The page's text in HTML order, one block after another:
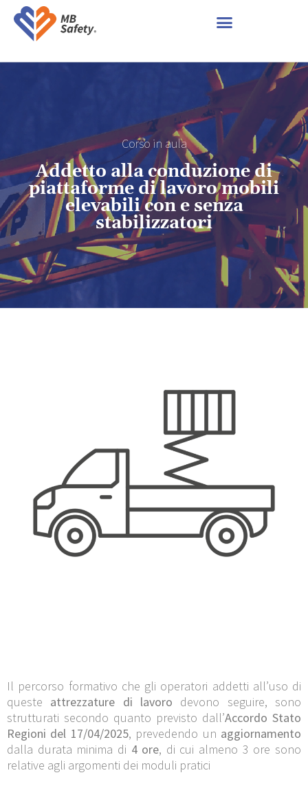
Corso in aula
Addetto alla conduzione di
piattaforme di lavoro mobili
elevabili con e senza
stabilizzatori
Il percorso formativo che gli operatori addetti all’uso di
queste attrezzature di lavoro devono seguire, sono
strutturati secondo quanto previsto dall’Accordo Stato
Regioni del 17/04/2025, prevedendo un aggiornamento
dalla durata minima di 4 ore, di cui almeno 3 ore sono
relative agli argomenti dei moduli pratici